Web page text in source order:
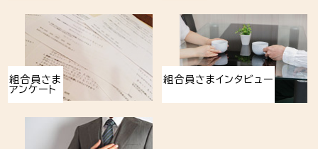
組合員さま
アンケート
組合員さまインタビュー